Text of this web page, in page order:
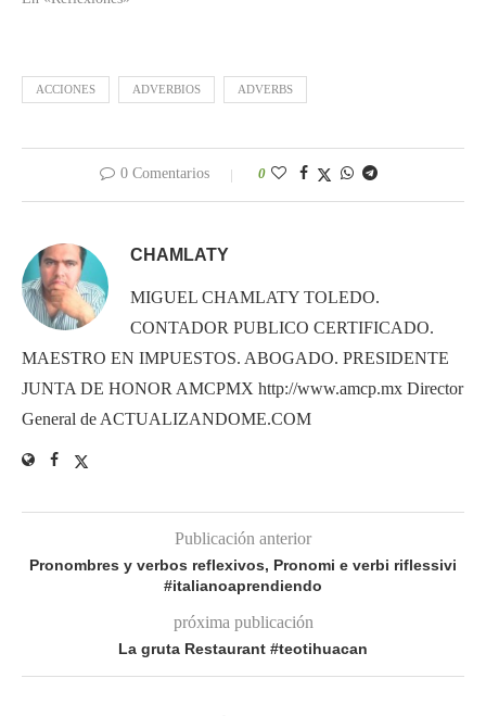
ACCIONES ADVERBIOS ADVERBS
0 Comentarios 0
CHAMLATY
MIGUEL CHAMLATY TOLEDO.
CONTADOR PUBLICO CERTIFICADO.
MAESTRO EN IMPUESTOS. ABOGADO. PRESIDENTE
JUNTA DE HONOR AMCPMX http://www.amcp.mx Director
General de ACTUALIZANDOME.COM
Publicación anterior
Pronombres y verbos reflexivos, Pronomi e verbi riflessivi
#italianoaprendiendo
próxima publicación
La gruta Restaurant #teotihuacan